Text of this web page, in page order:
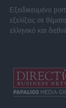
Εξειδικευμένο
εξελίξεις σε
ελληνικό και